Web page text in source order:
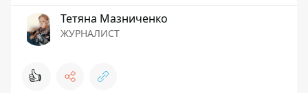
Тетяна Мазниченко
ЖУРНАЛИСТ
👍